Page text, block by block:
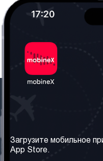
Наши сервисы
Загрузите мобильное
App Store.